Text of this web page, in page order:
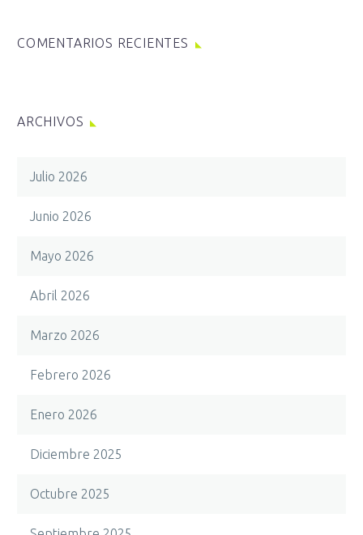
COMENTARIOS RECIENTES
ARCHIVOS
Julio 2026
Junio 2026
Mayo 2026
Abril 2026
Marzo 2026
Febrero 2026
Enero 2026
Diciembre 2025
Octubre 2025